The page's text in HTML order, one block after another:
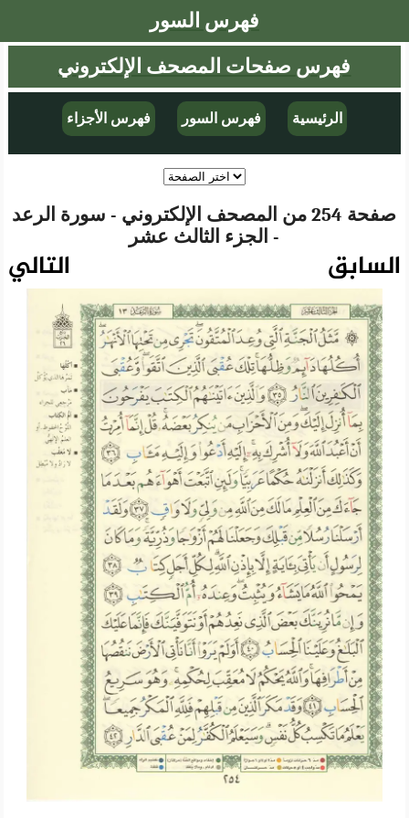
فهرس السور
فهرس صفحات المصحف الإلكتروني
فهرس الأجزاء فهرس السور الرئيسية
صفحة 254 من المصحف الإلكتروني - سورة الرعد
- الجزء الثالث عشر
التالي السابق